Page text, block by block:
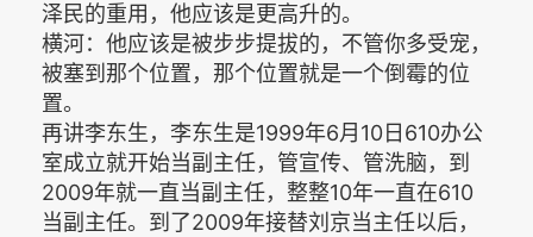
泽民的重用，他应该是更高升的。
横河：他应该是被步步提拔的，不管你多受宠，
被塞到那个位置，那个位置就是一个倒霉的位
置。
再讲李东生，李东生是1999年6月10日610办公
室成立就开始当副主任，管宣传、管洗脑，到
2009年就一直当副主任，整整10年一直在610
当副主任。到了2009年接替刘京当主任以后，